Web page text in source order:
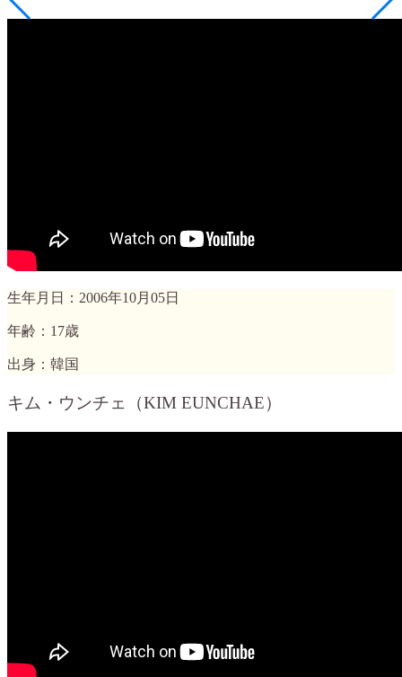
生年月日：2006年10月05日
年齢：17歳
出身：韓国
キム・ウンチェ（KIM EUNCHAE）